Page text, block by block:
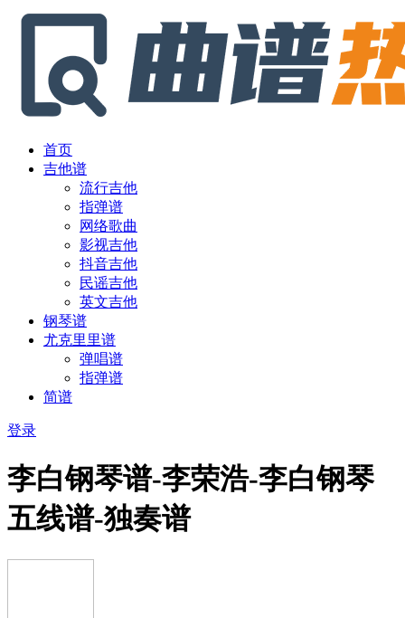
首页
吉他谱
流行吉他
指弹谱
网络歌曲
影视吉他
抖音吉他
民谣吉他
英文吉他
钢琴谱
尤克里里谱
弹唱谱
指弹谱
简谱
登录
李白钢琴谱-李荣浩-李白钢琴
五线谱-独奏谱